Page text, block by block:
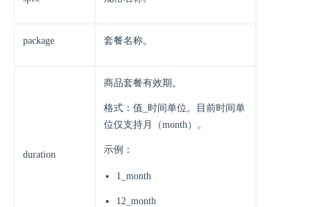
package 套餐名称。
duration
商品套餐有效期。
格式：值_时间单位。目前时间单
位仅支持月（month）。
示例：
1_month
12_month